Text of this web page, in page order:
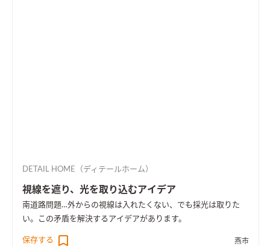
DETAIL HOME（ディテールホーム）
視線を遮り、光を取り込むアイデア
南道路問題…外からの視線は入れたくない、でも採光は取りた
い。この矛盾を解決するアイデアがあります。
保存する 燕市